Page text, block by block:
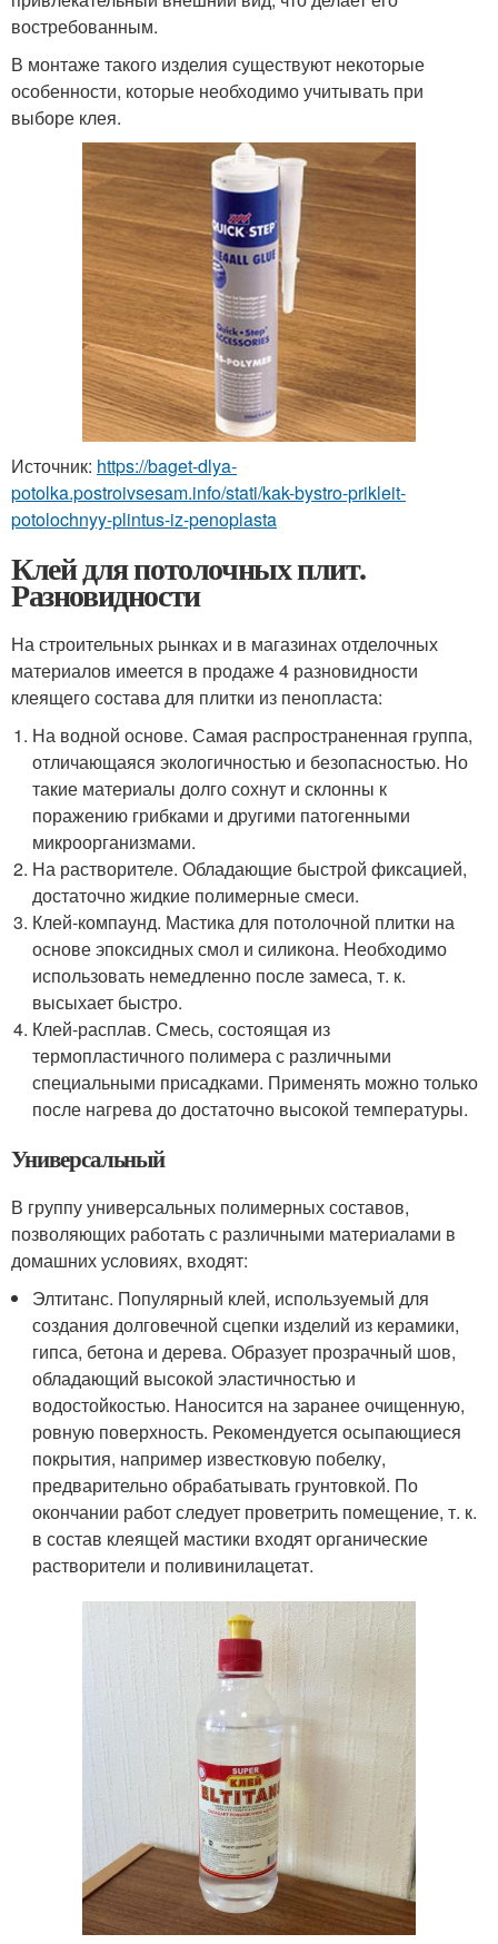
востребованным.
В монтаже такого изделия существуют некоторые
особенности, которые необходимо учитывать при
выборе клея.
Источник: https://baget-dlya-
potolka.postroivsesam.info/stati/kak-bystro-prikleit-
potolochnyy-plintus-iz-penoplasta
Клей для потолочных плит.
Разновидности
На строительных рынках и в магазинах отделочных
материалов имеется в продаже 4 разновидности
клеящего состава для плитки из пенопласта:
На водной основе. Самая распространенная группа,
отличающаяся экологичностью и безопасностью. Но
такие материалы долго сохнут и склонны к
поражению грибками и другими патогенными
микроорганизмами.
На растворителе. Обладающие быстрой фиксацией,
достаточно жидкие полимерные смеси.
Клей-компаунд. Мастика для потолочной плитки на
основе эпоксидных смол и силикона. Необходимо
использовать немедленно после замеса, т. к.
высыхает быстро.
Клей-расплав. Смесь, состоящая из
термопластичного полимера с различными
специальными присадками. Применять можно только
после нагрева до достаточно высокой температуры.
Универсальный
В группу универсальных полимерных составов,
позволяющих работать с различными материалами в
домашних условиях, входят:
Элтитанс. Популярный клей, используемый для
создания долговечной сцепки изделий из керамики,
гипса, бетона и дерева. Образует прозрачный шов,
обладающий высокой эластичностью и
водостойкостью. Наносится на заранее очищенную,
ровную поверхность. Рекомендуется осыпающиеся
покрытия, например известковую побелку,
предварительно обрабатывать грунтовкой. По
окончании работ следует проветрить помещение, т. к.
в состав клеящей мастики входят органические
растворители и поливинилацетат.